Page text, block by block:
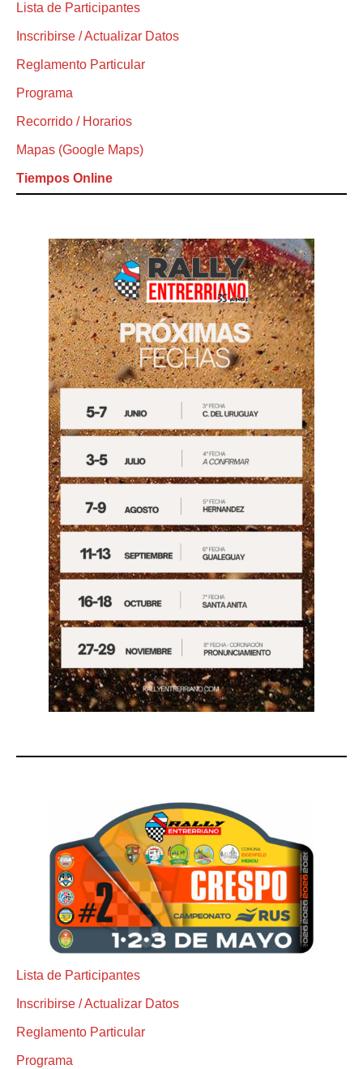
Lista de Participantes
Inscribirse / Actualizar Datos
Reglamento Particular
Programa
Recorrido / Horarios
Mapas (Google Maps)
Tiempos Online
Lista de Participantes
Inscribirse / Actualizar Datos
Reglamento Particular
Programa